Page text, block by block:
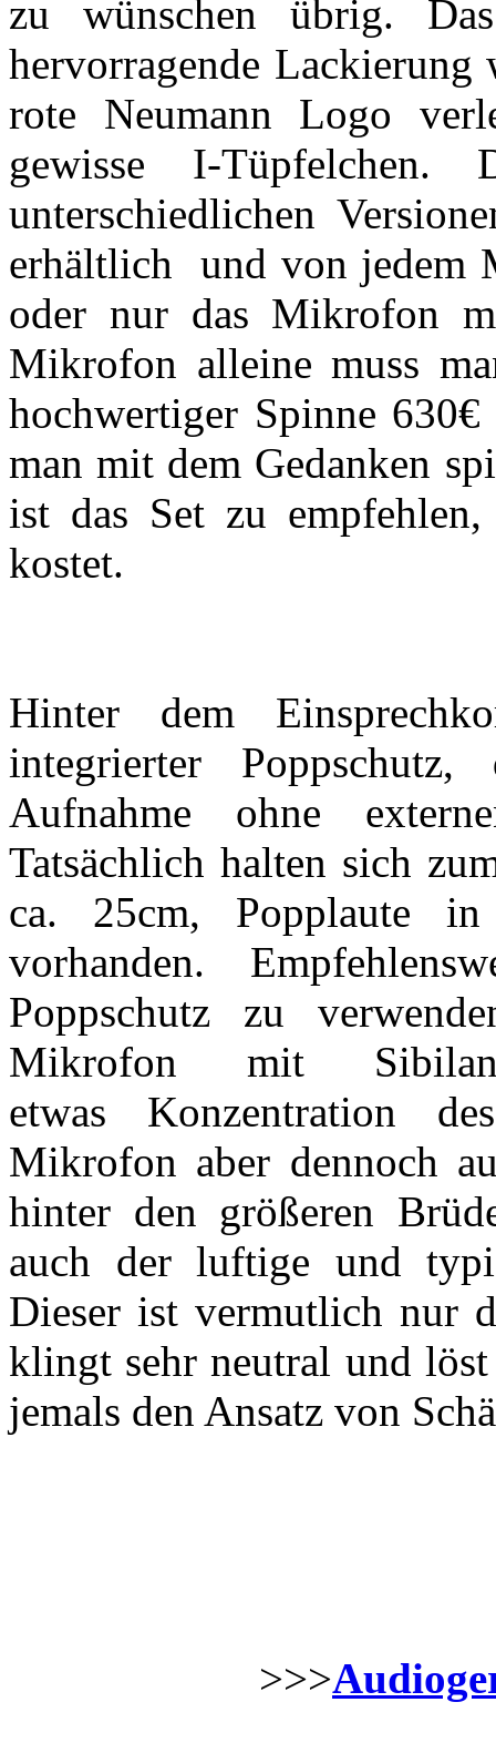
zu wünschen übrig.
hervorragende
rote Neumann Logo
gewisse I-
unterschiedlichen
erhältlich und von jedem
oder nur das Mikrofon
Mikrofon alleine muss
hochwertiger Spinne
man mit dem Gedanken
ist das Set zu
kostet.
Hinter dem
integrierter
Aufnahme ohne
Tatsächlich halten sich
ca. 25cm, Popplaute
vorhanden.
Poppschutz zu
Mikrofon mit
etwas Konzentration
Mikrofon aber dennoch
hinter den größeren
auch der luftige und
Dieser ist vermutlich nur
klingt sehr neutral und
jemals den Ansatz von
>>>